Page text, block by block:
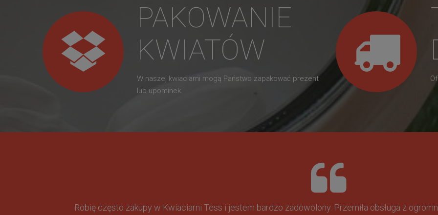
PAKOWANIE
KWIATÓW
W naszej kwiaciarni mogą Państwo zapakować prezent
lub upominek.
Robię często zakupy w Kwiaciarni Tess i jestem bardzo zadowolony. Przemiła obsługa z